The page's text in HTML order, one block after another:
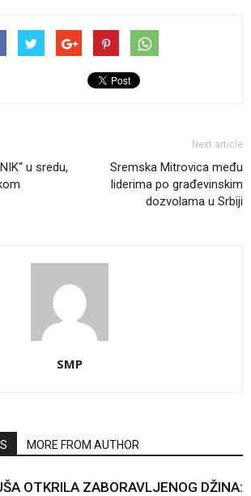
u sredu,
Next article
Sremska Mitrovica među
liderima po građevinskim
dozvolama u Srbiji
SMP
MORE FROM AUTHOR
OTKRILA ZABORAVLJENOG DŽINA: